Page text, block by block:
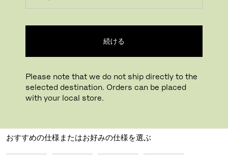
続ける
Please note that we do not ship directly to the
selected destination. Orders can be placed
with your local store.
グランプリチェア
おすすめの仕様またはお好みの仕様を選ぶ